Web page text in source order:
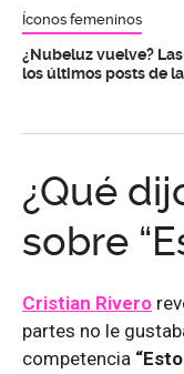
Íconos femeninos
¿Nubeluz vuelve?
los últimos posts de
¿Qué
sobre
Cristian Rivero
partes no le
competencia